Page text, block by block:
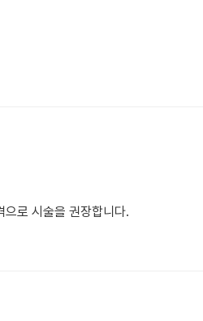
로 시술을 권장합니다.